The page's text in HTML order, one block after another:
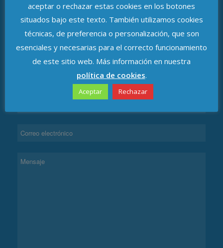
C.P. 41011, Sevilla
aceptar o rechazar estas cookies en los botones
situados bajo este texto. También utilizamos cookies
técnicas, de preferencia o personalización, que son
esenciales y necesarias para el correcto funcionamiento
de este sitio web. Más información en nuestra
política de cookies.
Aceptar Rechazar